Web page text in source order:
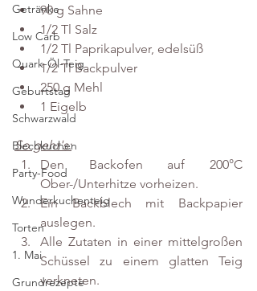
Getränke
Low Carb
Quark-Öl-Teig
Geburtstag
Schwarzwald
Blechkuchen
Party-Food
Wunderkuchenteig
Torten
1. Mai
Grundrezepte
90 g Sahne
1/2 Tl Salz
1/2 Tl Paprikapulver, edelsüß
1/2 Tl Backpulver
250 g Mehl
1 Eigelb
So geht's:
Den Backofen auf 200°C
Ober-/Unterhitze vorheizen.
Ein Backblech mit Backpapier
auslegen.
Alle Zutaten in einer mittelgroßen
Schüssel zu einem glatten Teig
verkneten.